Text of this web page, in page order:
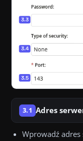
3.1 Adres
Wprowadź